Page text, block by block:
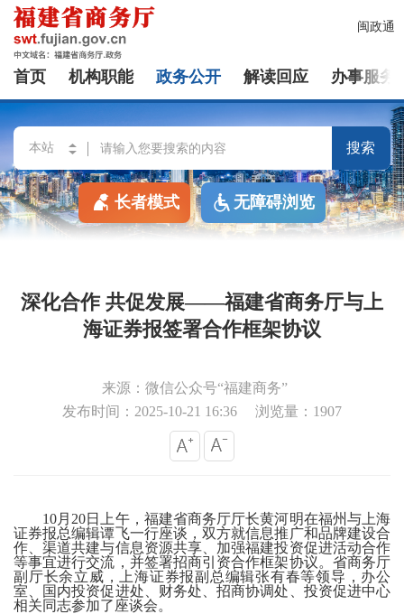
闽政通
首页 机构职能 政务公开 解读回应 办事服务
搜索
长者模式 无障碍浏览
深化合作 共促发展——福建省商务厅与上
海证券报签署合作框架协议
来源：微信公众号“福建商务”
发布时间：2025-10-21 16:36
浏览量：1907
10月20日上午，福建省商务厅厅长黄河明在福州与上海
证券报总编辑谭飞一行座谈，双方就信息推广和品牌建设合
作、渠道共建与信息资源共享、加强福建投资促进活动合作
等事宜进行交流，并签署招商引资合作框架协议。省商务厅
副厅长余立威，上海证券报副总编辑张有春等领导，办公
室、国内投资促进处、财务处、招商协调处、投资促进中心
相关同志参加了座谈会。